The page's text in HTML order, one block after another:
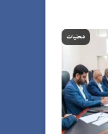
محليات